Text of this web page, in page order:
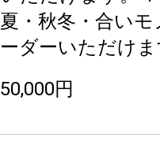
夏・秋冬・合い
ーダーいただけ
50,000円